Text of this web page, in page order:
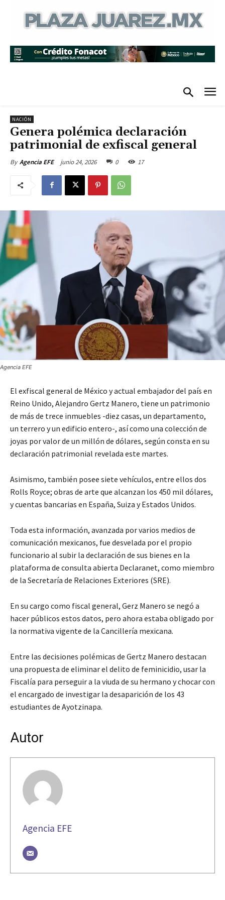
NACIÓN
Genera polémica declaración
patrimonial de exfiscal general
By Agencia EFE junio 24, 2026 0 17
Agencia EFE
El exfiscal general de México y actual embajador del país en
Reino Unido, Alejandro Gertz Manero, tiene un patrimonio
de más de trece inmuebles -diez casas, un departamento,
un terrero y un edificio entero-, así como una colección de
joyas por valor de un millón de dólares, según consta en su
declaración patrimonial revelada este martes.
Asimismo, también posee siete vehículos, entre ellos dos
Rolls Royce; obras de arte que alcanzan los 450 mil dólares,
y cuentas bancarias en España, Suiza y Estados Unidos.
Toda esta información, avanzada por varios medios de
comunicación mexicanos, fue desvelada por el propio
funcionario al subir la declaración de sus bienes en la
plataforma de consulta abierta Declaranet, como miembro
de la Secretaría de Relaciones Exteriores (SRE).
En su cargo como fiscal general, Gerz Manero se negó a
hacer públicos estos datos, pero ahora estaba obligado por
la normativa vigente de la Cancillería mexicana.
Entre las decisiones polémicas de Gertz Manero destacan
una propuesta de eliminar el delito de feminicidio, usar la
Fiscalía para perseguir a la viuda de su hermano y chocar con
el encargado de investigar la desaparición de los 43
estudiantes de Ayotzinapa.
Autor
Agencia EFE